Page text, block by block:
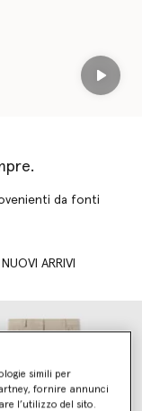
Play
da fonti
ARRIVI
simili per
fornire annunci
l’utilizzo del sito.